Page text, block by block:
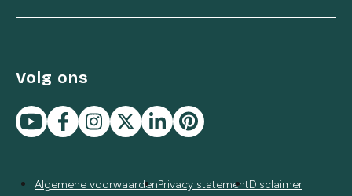
Volg ons
Algemene voorwaardenPrivacy statementDisclaimer